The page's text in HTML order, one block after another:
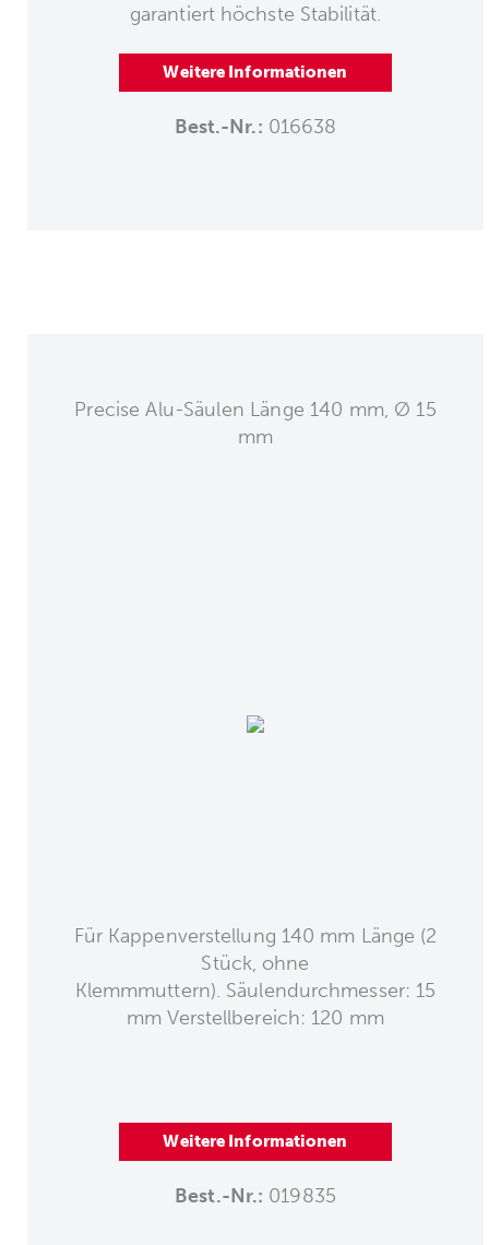
garantiert höchste Stabilität.
Weitere Informationen
Best.-Nr.: 016638
Precise Alu-Säulen Länge 140 mm, Ø 15
mm
Für Kappenverstellung 140 mm Länge (2
Stück, ohne
Klemmmuttern). Säulendurchmesser: 15
mm Verstellbereich: 120 mm
Weitere Informationen
Best.-Nr.: 019835